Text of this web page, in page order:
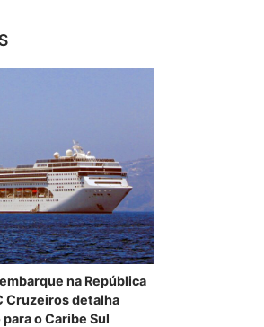
na República
Cruzeiros detalha
o Caribe Sul